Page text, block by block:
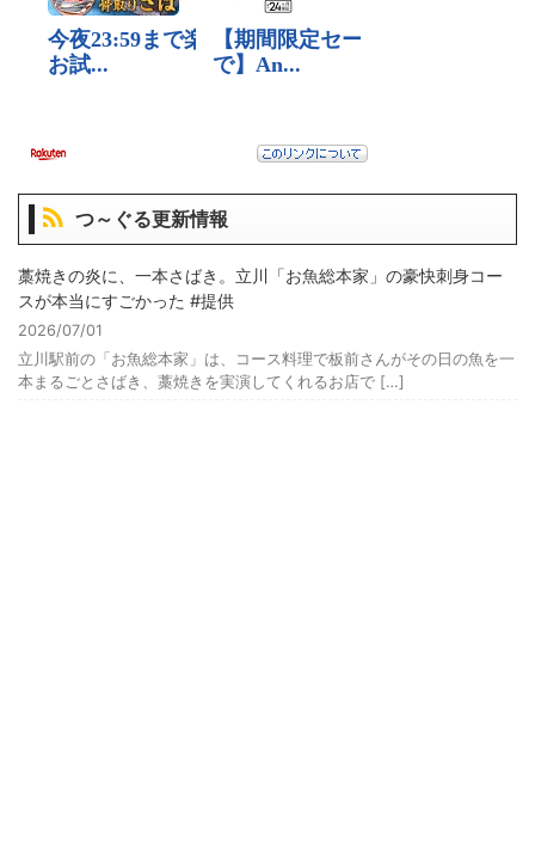
つ～ぐる更新情報
藁焼きの炎に、一本さばき。立川「お魚総本家」の豪快刺身コー
スが本当にすごかった #提供
2026/07/01
立川駅前の「お魚総本家」は、コース料理で板前さんがその日の魚を一
本まるごとさばき、藁焼きを実演してくれるお店で […]